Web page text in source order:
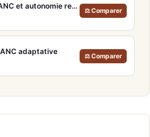
Philips Fidelio T2 – Écouteurs True Wireless audiophiles avec ANC et autonomie record
⚖ Comparer
adaptative
⚖ Comparer